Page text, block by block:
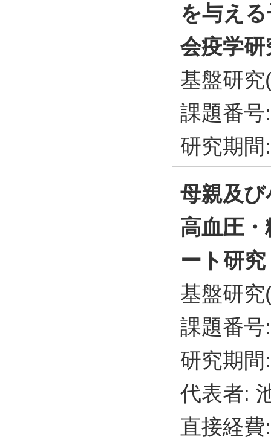
を与え
会疫学研
基盤研究
課題番号
研究期
母親及
高血圧
ート研究
基盤研究
課題番号
研究期
代表者:
直接経